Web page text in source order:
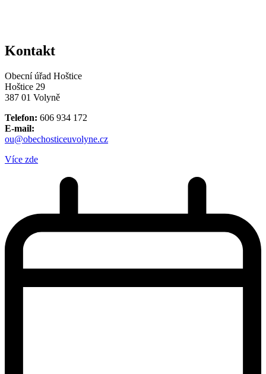
Kontakt
Obecní úřad Hoštice
Hoštice 29
387 01 Volyně
Telefon: 606 934 172
E-mail:
ou@obechosticeuvolyne.cz
Více zde